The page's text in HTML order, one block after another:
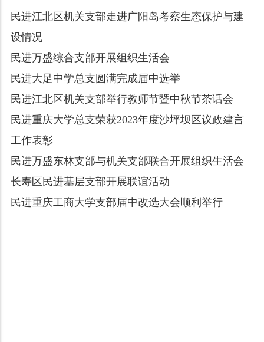
民进江北区机关支部走进广阳岛考察生态保护与建
设情况
民进万盛综合支部开展组织生活会
民进大足中学总支圆满完成届中选举
民进江北区机关支部举行教师节暨中秋节茶话会
民进重庆大学总支荣获2023年度沙坪坝区议政建言
工作表彰
民进万盛东林支部与机关支部联合开展组织生活会
长寿区民进基层支部开展联谊活动
民进重庆工商大学支部届中改选大会顺利举行